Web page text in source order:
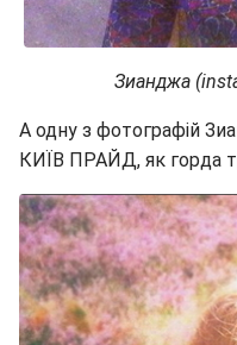
Зианджа
А одну з фотографій
КИЇВ ПРАЙД, як горда